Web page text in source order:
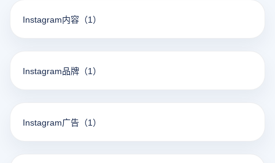
Instagram内容 （1）
Instagram品牌 （1）
Instagram广告 （1）